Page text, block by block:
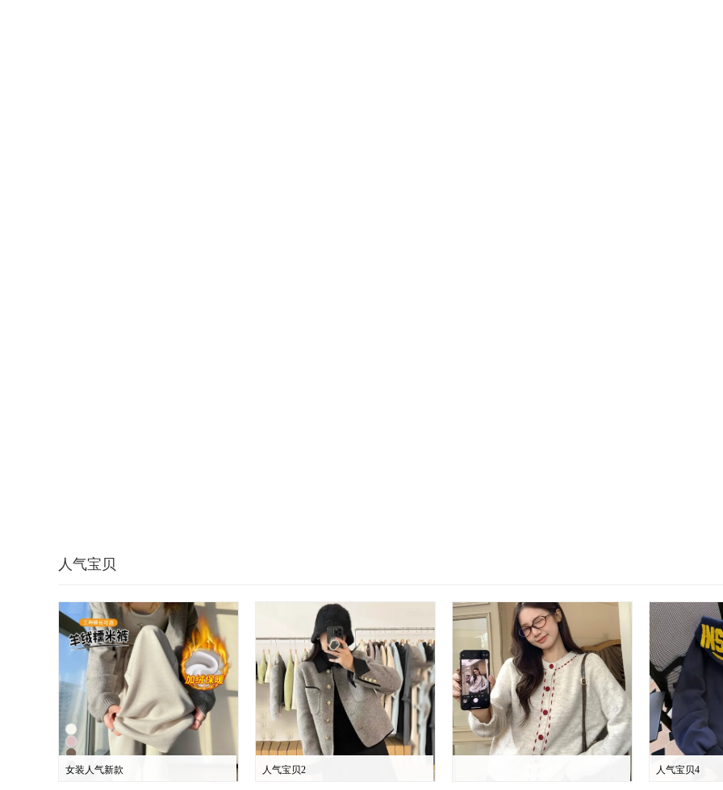
人气宝贝
女装人气新款 人气宝贝2 人气宝贝4